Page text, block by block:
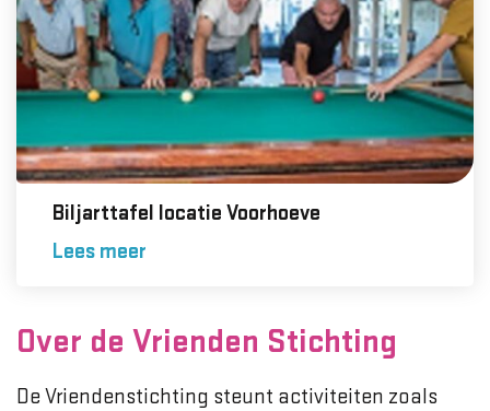
Biljarttafel locatie Voorhoeve
Lees meer
Over de Vrienden Stichting
De Vriendenstichting steunt activiteiten zoals